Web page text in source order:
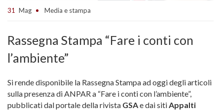
31 Mag Media e stampa
Rassegna Stampa “Fare i conti con
l’ambiente”
Si rende disponibile la Rassegna Stampa ad oggi degli articoli
sulla presenza di ANPAR a “Fare i conti con l’ambiente”,
pubblicati dal portale della rivista GSAe dai siti Appalti